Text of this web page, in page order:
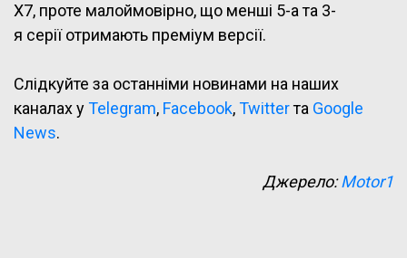
X7, проте малоймовірно, що менші 5-а та 3-
я серії отримають преміум версії.
Слідкуйте за останніми новинами на наших
каналах уTelegram, Facebook,Twitterта Google
News.
Джерело:Motor1